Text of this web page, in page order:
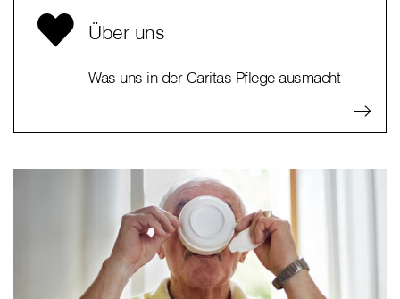
Über uns
Was uns in der Caritas Pflege ausmacht